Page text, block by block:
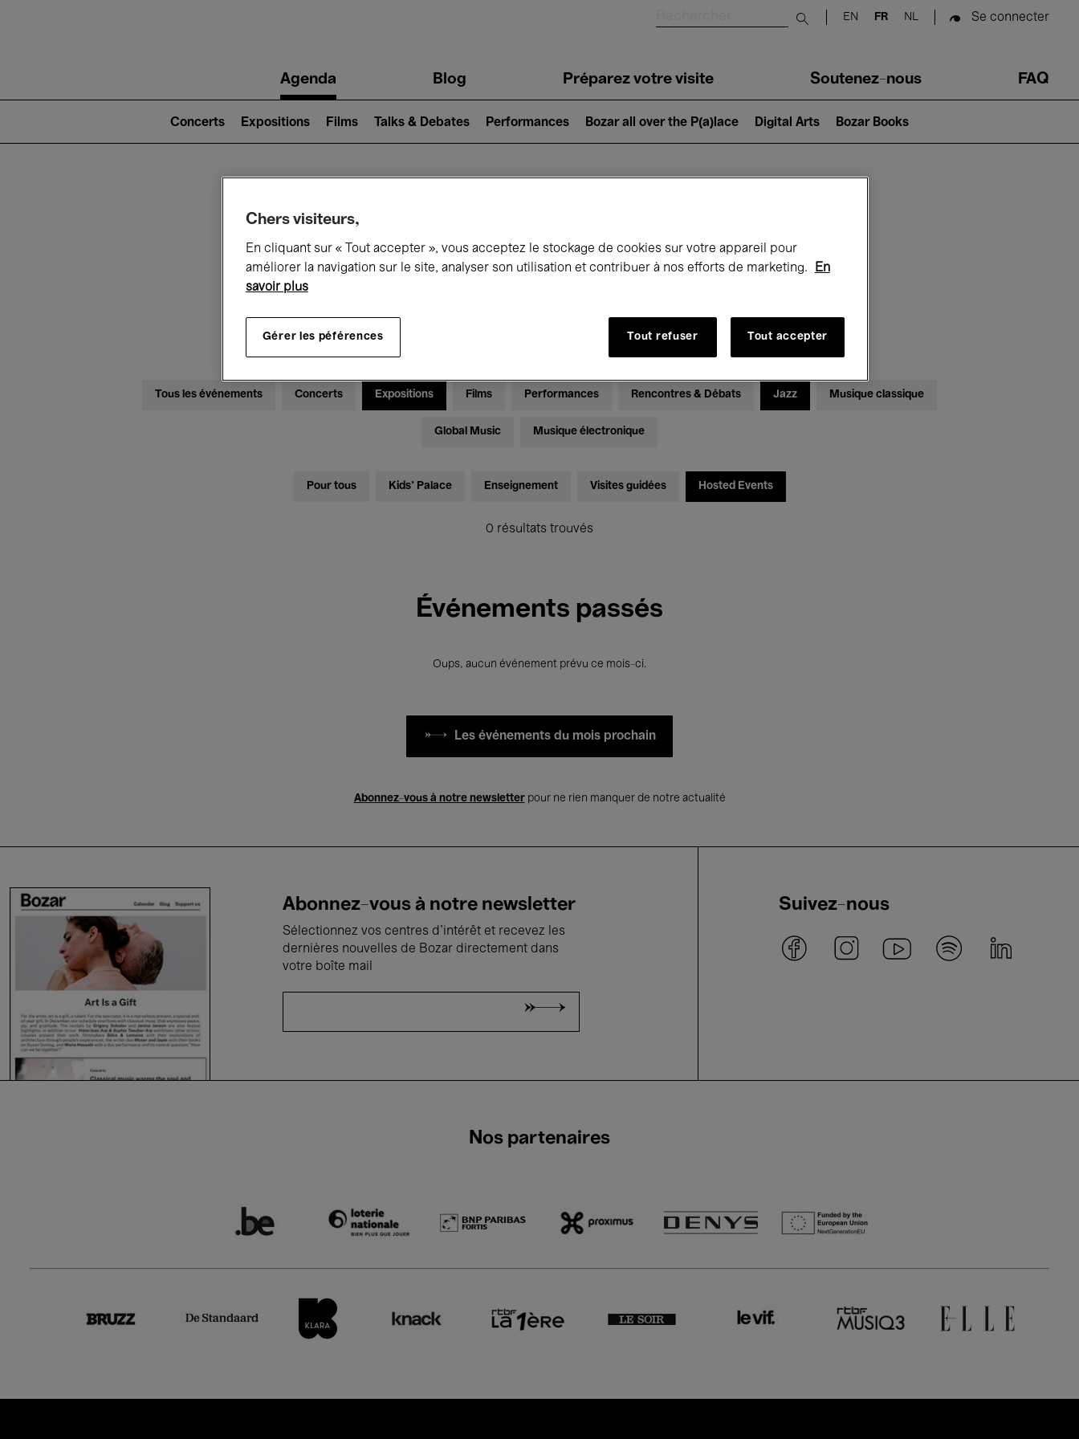
Submit search
EN FR NL Se connecter
navigationAgenda Blog Préparez votre visite Soutenez-nous FAQ
2)
Concerts Expositions Films Talks & Debates Performances Bozar all over the P(a)lace Digital Arts Bozar Books
Ce qui se passe à Bozar
Tous les événements Concerts Expositions Films Performances Rencontres & Débats Jazz Musique classique
Global Music Musique électronique
Pour tous Kids’ Palace Enseignement Visites guidées Hosted Events
0 résultats trouvés
Événements passés
Oups, aucun événement prévu ce mois-ci.
Les événements du mois prochain
Abonnez-vous à notre newsletterpour ne rien manquer de notre actualité
Abonnez-vous à notre newsletter
Sélectionnez vos centres d'intérêt et recevez les
dernières nouvelles de Bozar directement dans
votre boîte mail
Suivez-nous
Nos partenaires
Chers visiteurs,
En cliquant sur « Tout accepter », vous acceptez le stockage de cookies sur votre appareil pour
améliorer la navigation sur le site, analyser son utilisation et contribuer à nos efforts de marketing.
En
savoir plus
Gérer les péférences Tout refuser Tout accepter